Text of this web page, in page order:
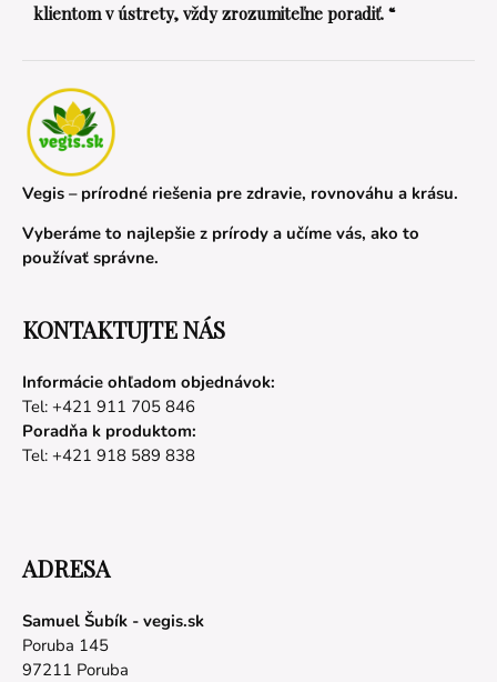
klientom v ústrety, vždy zrozumiteľne poradiť. “
Vegis – prírodné riešenia pre zdravie, rovnováhu a krásu.
Vyberáme to najlepšie z prírody a učíme vás, ako to
používať správne.
KONTAKTUJTE NÁS
Informácie ohľadom objednávok:
Tel: +421 911 705 846
Poradňa k produktom:
Tel: +421 918 589 838
ADRESA
Samuel Šubík - vegis.sk
Poruba 145
97211 Poruba